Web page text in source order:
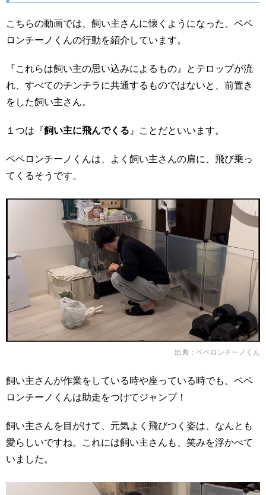
こちらの動画では、飼い主さんに懐くようになった、ペペ
ロンチーノくんの行動を紹介しています。
『これらは飼い主の思い込みによるもの』とテロップが流
れ、すべてのチンチラに共通するものではないと、前置き
をした飼い主さん。
１つは『飼い主に飛んでくる』ことだといいます。
ペペロンチーノくんは、よく飼い主さんの肩に、飛び乗っ
てくるそうです。
出典： ペペロンチーノくん
飼い主さんが作業をしている時や座っている時でも、ペペ
ロンチーノくんは助走をつけてジャンプ！
飼い主さんを目がけて、元気よく飛びつく姿は、なんとも
愛らしいですね。これには飼い主さんも、笑みを浮かべて
いました。